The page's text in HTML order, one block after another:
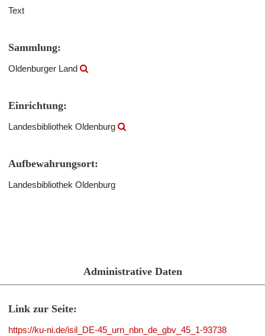
Text
Sammlung:
Oldenburger Land
Einrichtung:
Landesbibliothek Oldenburg
Aufbewahrungsort:
Landesbibliothek Oldenburg
Administrative Daten
Link zur Seite:
https://ku-ni.de/isil_DE-45_urn_nbn_de_gbv_45_1-93738